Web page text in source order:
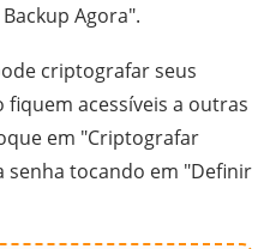
Agora".
criptografar seus
fiquem acessíveis a outras
em "Criptografar
senha tocando em "Definir